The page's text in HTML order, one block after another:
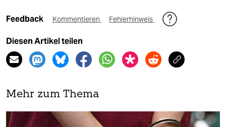
Feedback Kommentieren Fehlerhinweis
Diesen Artikel teilen
Mehr zum Thema